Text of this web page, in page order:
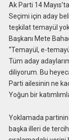
Ak Parti 14
Seçimi için aday
teşkilat temayül
Başkanı Mete
“Temayül, e-
Tüm aday
diliyorum. Bu
Parti ailesinin ne
Yoğun bir
Yoklamada
başka illeri de tercih